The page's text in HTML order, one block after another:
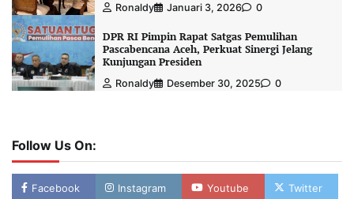
Ronaldy Januari 3, 2026 0
DPR RI Pimpin Rapat Satgas Pemulihan
Pascabencana Aceh, Perkuat Sinergi Jelang
Kunjungan Presiden
Ronaldy Desember 30, 2025 0
Follow Us On:
Facebook Instagram Youtube Twitter